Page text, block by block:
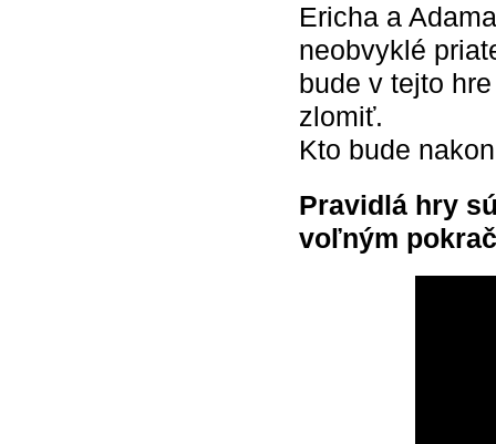
Ericha a
neobvyklé
bude v tejto
zlomiť.
Kto bude
Pravidlá hry
voľným